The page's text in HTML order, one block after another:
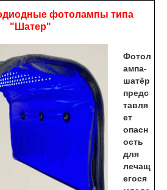
фотолампы типа
"Шатер"
Фотол
ампа-
шатёр
предс
тавля
ет
опасн
ость
для
лечащ
егося